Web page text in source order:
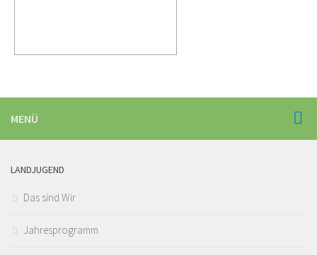
MENÜ
LANDJUGEND
Das sind Wir
Jahresprogramm